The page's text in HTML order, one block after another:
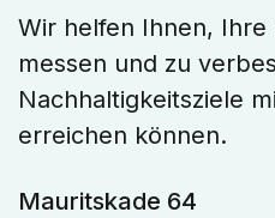
Wir helfen Ihnen, Ihre
messen und zu
Nachhaltigkeitsziele
erreichen können.
Mauritskade 64